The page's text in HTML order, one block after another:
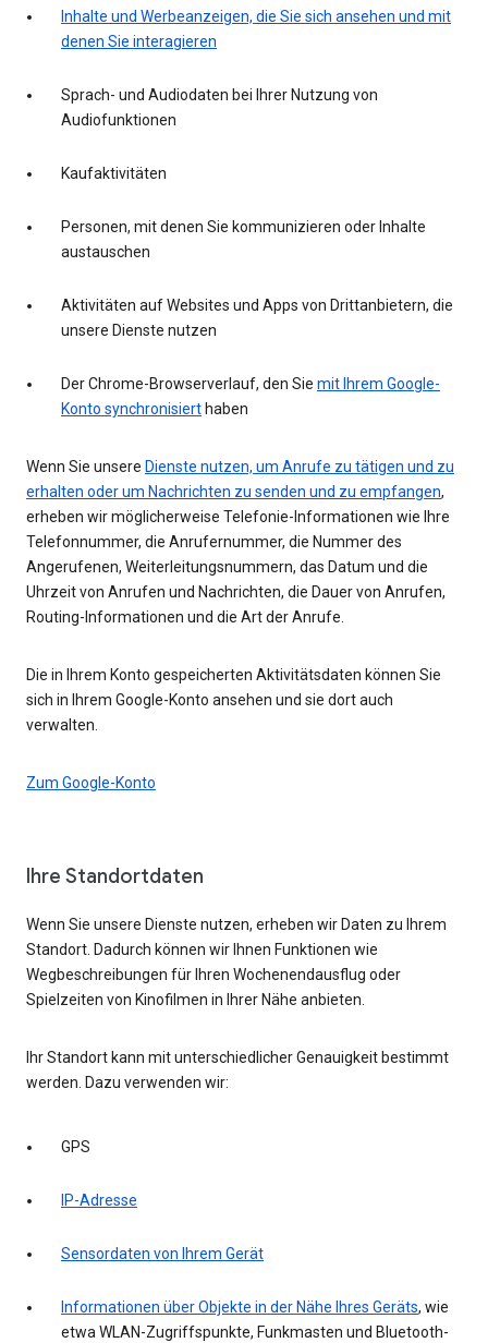
Inhalte und Werbeanzeigen, die Sie sich ansehen und mit
denen Sie interagieren
Sprach- und Audiodaten bei Ihrer Nutzung von
Audiofunktionen
Kaufaktivitäten
Personen, mit denen Sie kommunizieren oder Inhalte
austauschen
Aktivitäten auf Websites und Apps von Drittanbietern, die
unsere Dienste nutzen
Der Chrome-Browserverlauf, den Sie mit Ihrem Google-
Konto synchronisiert haben
Wenn Sie unsere Dienste nutzen, um Anrufe zu tätigen und zu
erhalten oder um Nachrichten zu senden und zu empfangen,
erheben wir möglicherweise Telefonie-Informationen wie Ihre
Telefonnummer, die Anrufernummer, die Nummer des
Angerufenen, Weiterleitungsnummern, das Datum und die
Uhrzeit von Anrufen und Nachrichten, die Dauer von Anrufen,
Routing-Informationen und die Art der Anrufe.
Die in Ihrem Konto gespeicherten Aktivitätsdaten können Sie
sich in Ihrem Google-Konto ansehen und sie dort auch
verwalten.
Zum Google-Konto
Ihre Standortdaten
Wenn Sie unsere Dienste nutzen, erheben wir Daten zu Ihrem
Standort. Dadurch können wir Ihnen Funktionen wie
Wegbeschreibungen für Ihren Wochenendausflug oder
Spielzeiten von Kinofilmen in Ihrer Nähe anbieten.
Ihr Standort kann mit unterschiedlicher Genauigkeit bestimmt
werden. Dazu verwenden wir:
GPS
IP-Adresse
Sensordaten von Ihrem Gerät
Informationen über Objekte in der Nähe Ihres Geräts, wie
etwa WLAN-Zugriffspunkte, Funkmasten und Bluetooth-